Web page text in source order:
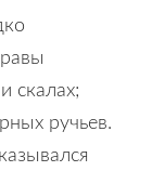
скалах;
ручьев.